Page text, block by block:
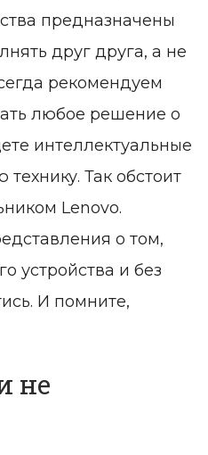
предназначены
друг друга, а не
рекомендуем
любое решение о
интеллектуальные
Так обстоит
Lenovo.
о том,
устройства и без
И помните,
не